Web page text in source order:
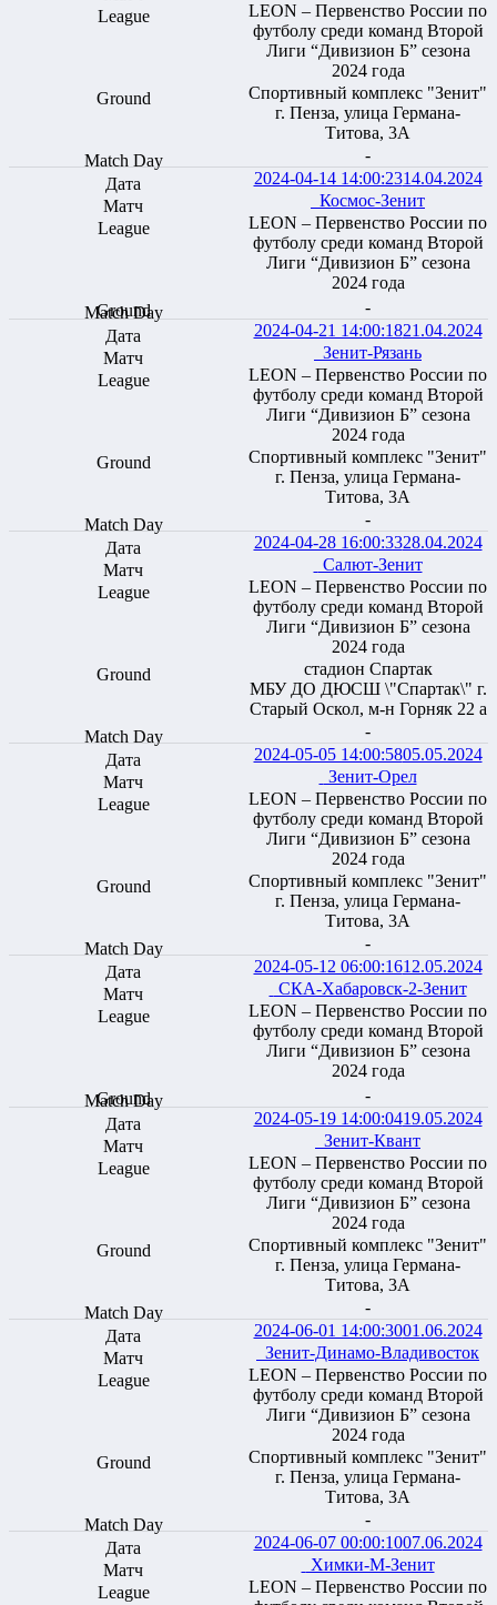
LEON – Первенство России по
футболу среди команд Второй
Лиги “Дивизион Б” сезона
2024 года
Спортивный комплекс "Зенит"
г. Пенза, улица Германа-
Титова, 3А
-
2024-04-14 14:00:2314.04.2024
Космос-Зенит
LEON – Первенство России по
футболу среди команд Второй
Лиги “Дивизион Б” сезона
2024 года
-
2024-04-21 14:00:1821.04.2024
Зенит-Рязань
LEON – Первенство России по
футболу среди команд Второй
Лиги “Дивизион Б” сезона
2024 года
Спортивный комплекс "Зенит"
г. Пенза, улица Германа-
Титова, 3А
-
2024-04-28 16:00:3328.04.2024
Салют-Зенит
LEON – Первенство России по
футболу среди команд Второй
Лиги “Дивизион Б” сезона
2024 года
стадион Спартак
МБУ ДО ДЮСШ \"Спартак\" г.
Старый Оскол, м-н Горняк 22 а
-
2024-05-05 14:00:5805.05.2024
Зенит-Орел
LEON – Первенство России по
футболу среди команд Второй
Лиги “Дивизион Б” сезона
2024 года
Спортивный комплекс "Зенит"
г. Пенза, улица Германа-
Титова, 3А
-
2024-05-12 06:00:1612.05.2024
СКА-Хабаровск-2-Зенит
LEON – Первенство России по
футболу среди команд Второй
Лиги “Дивизион Б” сезона
2024 года
-
2024-05-19 14:00:0419.05.2024
Зенит-Квант
LEON – Первенство России по
футболу среди команд Второй
Лиги “Дивизион Б” сезона
2024 года
Спортивный комплекс "Зенит"
г. Пенза, улица Германа-
Титова, 3А
-
2024-06-01 14:00:3001.06.2024
Зенит-Динамо-Владивосток
LEON – Первенство России по
футболу среди команд Второй
Лиги “Дивизион Б” сезона
2024 года
Спортивный комплекс "Зенит"
г. Пенза, улица Германа-
Титова, 3А
-
2024-06-07 00:00:1007.06.2024
Химки-М-Зенит
LEON – Первенство России по